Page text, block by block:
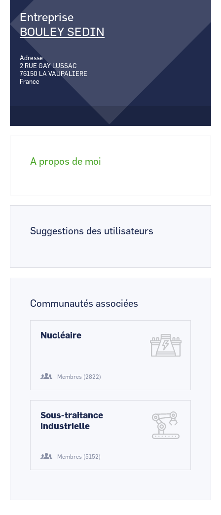
CCI Business
Occitanie
CCI Business
Pays de la Loire
Occitanie
CCI Business
Entreprise
BOULEY SEDIN
Adresse
2 RUE GAY LUSSAC
76150 LA VAUPALIERE
France
A propos de moi
Suggestions des utilisateurs
Communautés associées
Nucléaire
Membres (2822)
Sous-traitance
industrielle
Membres (5152)